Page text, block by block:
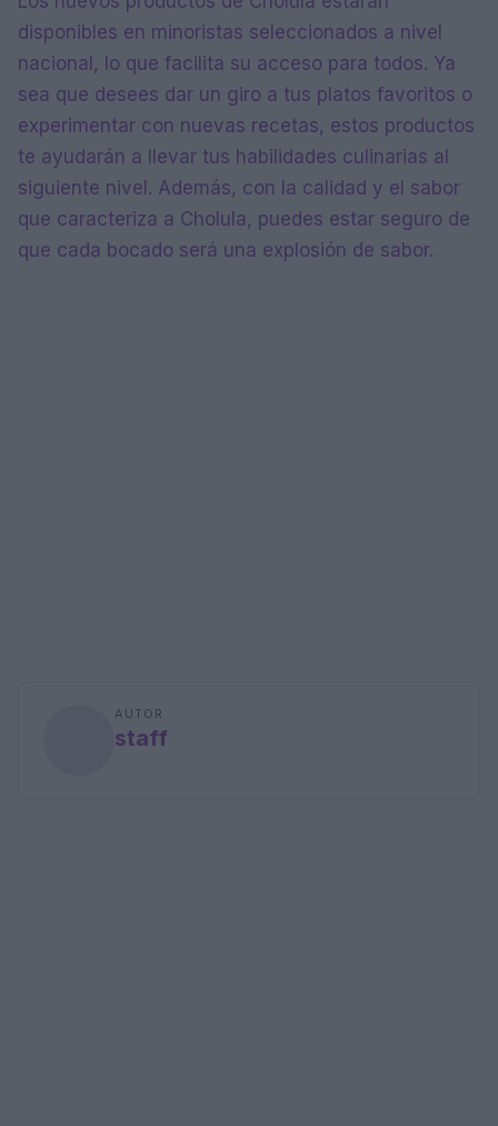
disponibles en minoristas seleccionados a nivel
nacional, lo que facilita su acceso para todos. Ya
sea que desees dar un giro a tus platos favoritos o
experimentar con nuevas recetas, estos productos
te ayudarán a llevar tus habilidades culinarias al
siguiente nivel. Además, con la calidad y el sabor
que caracteriza a Cholula, puedes estar seguro de
que cada bocado será una explosión de sabor.
AUTOR
staff